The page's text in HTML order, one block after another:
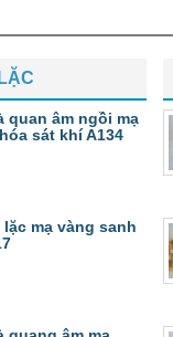
quan âm ngồi mạ
sát khí A134
mạ vàng sanh